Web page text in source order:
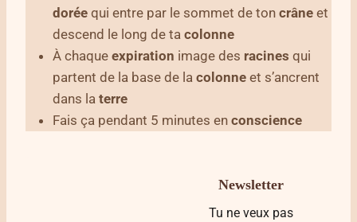
dorée qui entre par le sommet de ton crâne et
descend le long de ta colonne
À chaque expiration image des racines qui
partent de la base de la colonne et s’ancrent
dans la terre
Fais ça pendant 5 minutes en conscience
Newsletter
Tu ne veux pas